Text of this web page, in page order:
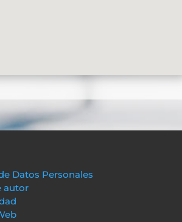
Datos Personales
autor